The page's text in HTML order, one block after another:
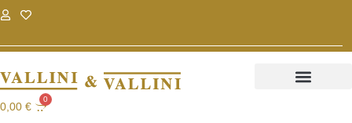
0,00 €
0